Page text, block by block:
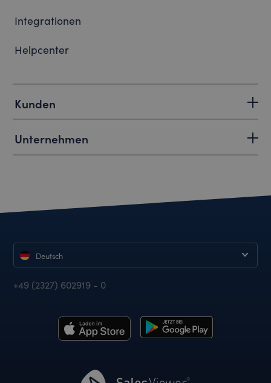
Integrationen
Helpcenter
Kunden
Unternehmen
Deutsch
+49 (2327) 602919 - 0